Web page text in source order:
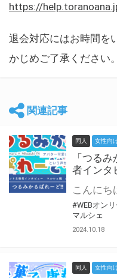
https://
退会対応にはお時間を
かじめご了承ください。
関連記事
同人 女性向
「つる
者インタ
#WEBオンリ
マルシェ
2024.10.18
同人 女性向